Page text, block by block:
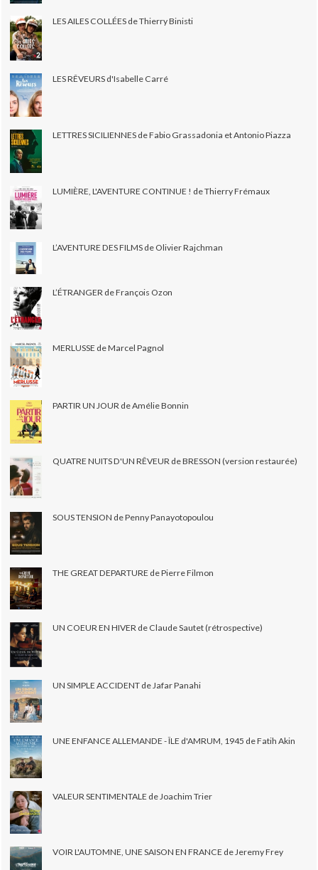
LES AILES COLLÉES de Thierry Binisti
LES RÊVEURS d'Isabelle Carré
LETTRES SICILIENNES de Fabio Grassadonia et Antonio Piazza
LUMIÈRE, L'AVENTURE CONTINUE ! de Thierry Frémaux
L’AVENTURE DES FILMS de Olivier Rajchman
L’ÉTRANGER de François Ozon
MERLUSSE de Marcel Pagnol
PARTIR UN JOUR de Amélie Bonnin
QUATRE NUITS D'UN RÊVEUR de BRESSON (version restaurée)
SOUS TENSION de Penny Panayotopoulou
THE GREAT DEPARTURE de Pierre Filmon
UN COEUR EN HIVER de Claude Sautet (rétrospective)
UN SIMPLE ACCIDENT de Jafar Panahi
UNE ENFANCE ALLEMANDE - ÎLE d'AMRUM, 1945 de Fatih Akin
VALEUR SENTIMENTALE de Joachim Trier
VOIR L'AUTOMNE, UNE SAISON EN FRANCE de Jeremy Frey